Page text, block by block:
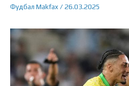
Фудбал Makfax/26.03.2025